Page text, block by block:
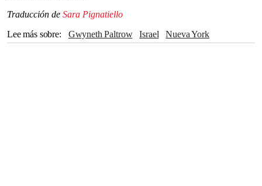
Traducción de Sara Pignatiello
Lee más sobre
Gwyneth Paltrow Israel
Nueva York